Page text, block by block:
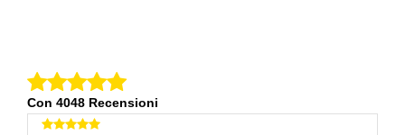
Con 4048 Recensioni